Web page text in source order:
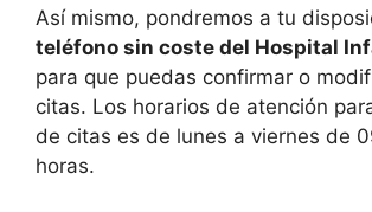
Así mismo, pondremos a tu
teléfono sin coste del Hospital
para que puedas confirmar o
citas. Los horarios de atención
de citas es de lunes a viernes de
horas.